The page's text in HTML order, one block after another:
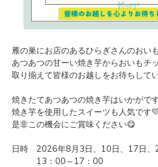
雁の巣にお店のあるひらぎさんのおい
あつあつの甘ーい焼き芋からおいもチ
取り揃えて皆様のお越しをお待ちして
焼きたてあつあつの焼き芋はいかがで
焼き芋を使用したスイーツも人気です
是非この機会にご賞味ください😋
日時 2026年8月3日、10日、17日、
13：00～17：00